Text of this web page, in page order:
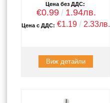
Цена без ДДС:
€0.99 1.94лв.
Цена с ДДС: €1.19 2.33лв.
Виж детайли